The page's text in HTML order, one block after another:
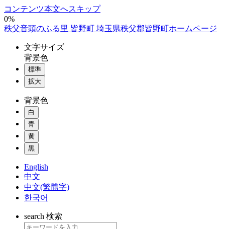
コンテンツ本文へスキップ
0%
秩父音頭のふる里 皆野町 埼玉県秩父郡皆野町ホームページ
文字サイズ
背景色
標準
拡大
背景色
白
青
黄
黒
English
中文
中文(繁體字)
한국어
search 検索